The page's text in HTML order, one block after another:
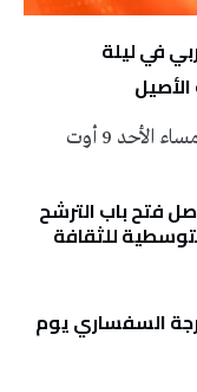
في ليلة
عاش جمهور المسرح الروماني بالحمامات مساء الأحد 9 أوت
تواصل فتح باب الترشح
للثقافة
السفساري يوم